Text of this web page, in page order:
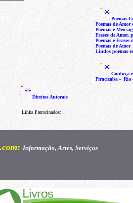
Direitos Autorais
Poemas
Poemas de Amor
Poemas e
Frases de Amor,
Poemas e Frases
Poemas de Amor
Lindos poemas
Conheça
Piracicaba- Rio
Links Patrocinados:
Informação, Artes, Serviços